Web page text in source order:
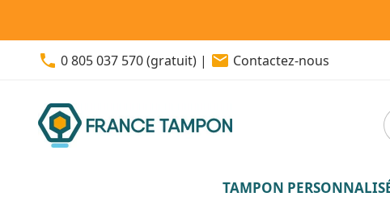
phone 0 805 037 570 (gratuit) | email Contactez-nous
TAMPON